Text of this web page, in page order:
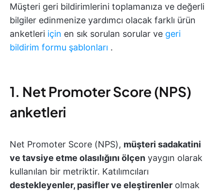
Müşteri geri bildirimlerini toplamanıza ve değerli
bilgiler edinmenize yardımcı olacak farklı ürün
anketleri için en sık sorulan sorular ve geri
bildirim formu şablonları .
1. Net Promoter Score (NPS)
anketleri
Net Promoter Score (NPS), müşteri sadakatini
ve tavsiye etme olasılığını ölçen yaygın olarak
kullanılan bir metriktir. Katılımcıları
destekleyenler, pasifler ve eleştirenler olmak